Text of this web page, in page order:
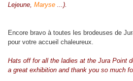
Lejeune, Maryse ...).
Encore bravo à toutes les brodeuses de
pour votre accueil chaleureux.
Hats off for all the ladies at the Jura Point
a great exhibition and thank you so much